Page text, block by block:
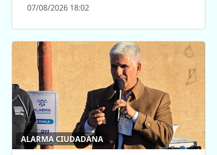
07/08/2026 18:02
ALARMA CIUDADANA